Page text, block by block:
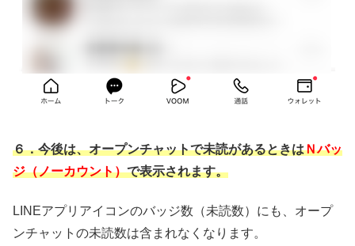
６．今後は、オープンチャットで未読があるときはＮバッ
ジ（ノーカウント）で表示されます。
LINEアプリアイコンのバッジ数（未読数）にも、オープ
ンチャットの未読数は含まれなくなります。